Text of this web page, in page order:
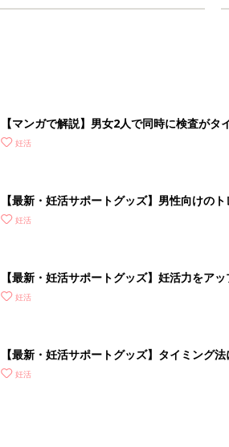
【マンガで解説】男女2人で同時に検査が
準備＆心得］
妊活
【最新・妊活サポートグッズ】男性向けの
ズアイテムをご紹介
妊活
【最新・妊活サポートグッズ】妊活力をア
補おう
妊活
【最新・妊活サポートグッズ】タイミング
れな“ラブグッズ”を紹介
妊活